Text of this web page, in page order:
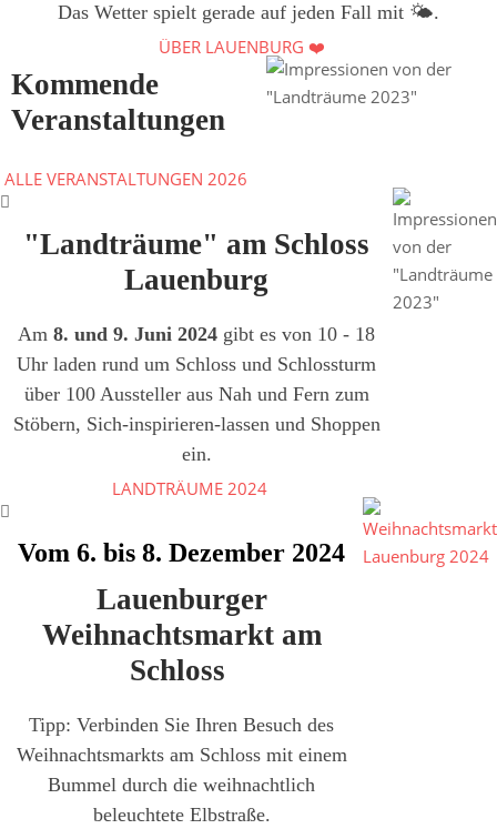
Das Wetter spielt gerade auf jeden Fall mit 🌤️.
ÜBER LAUENBURG ❤️
Kommende
Veranstaltungen
ALLE VERANSTALTUNGEN 2026
"Landträume" am Schloss
Lauenburg
Am 8. und 9. Juni 2024 gibt es von 10 - 18
Uhr laden rund um Schloss und Schlossturm
über 100 Aussteller aus Nah und Fern zum
Stöbern, Sich-inspirieren-lassen und Shoppen
ein.
LANDTRÄUME 2024
Vom 6. bis 8. Dezember 2024
Lauenburger
Weihnachtsmarkt am
Schloss
Tipp: Verbinden Sie Ihren Besuch des
Weihnachtsmarkts am Schloss mit einem
Bummel durch die weihnachtlich
beleuchtete Elbstraße.